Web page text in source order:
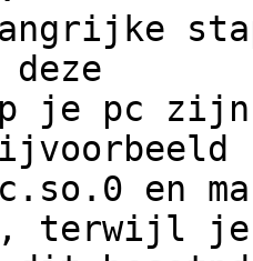
je pc
en
terwijl